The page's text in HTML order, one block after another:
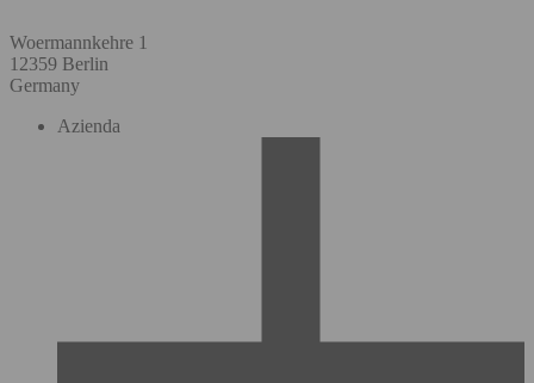
Woermannkehre 1
12359 Berlin
Germany
Azienda